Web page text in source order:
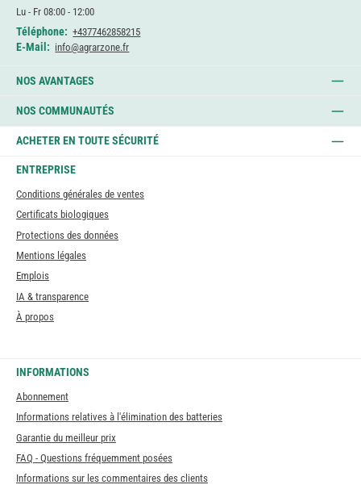
Lu - Fr 08:00 - 12:00
Téléphone: +4377462858215
E-Mail: info@agrarzone.fr
NOS AVANTAGES
NOS COMMUNAUTÉS
ACHETER EN TOUTE SÉCURITÉ
ENTREPRISE
Conditions générales de ventes
Certificats biologiques
Protections des données
Mentions légales
Emplois
IA & transparence
À propos
INFORMATIONS
Abonnement
Informations relatives à l'élimination des batteries
Garantie du meilleur prix
FAQ - Questions fréquemment posées
Informations sur les commentaires des clients